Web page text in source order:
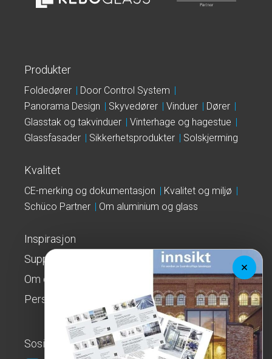
Produkter
Foldedører
Door Control System
Panorama Design
Skyvedører Vinduer
Dører
Glasstak og takvinduer
Vinterhage og hagestue
Glassfasader
Sikkerhetsprodukter Solskjerming
Kvalitet
CE-merking og dokumentasjon
Kvalitet og miljø
Schüco Partner
Om aluminium og glass
Inspirasjon
Support
Om oss
Personvernerklæring
Sosialt